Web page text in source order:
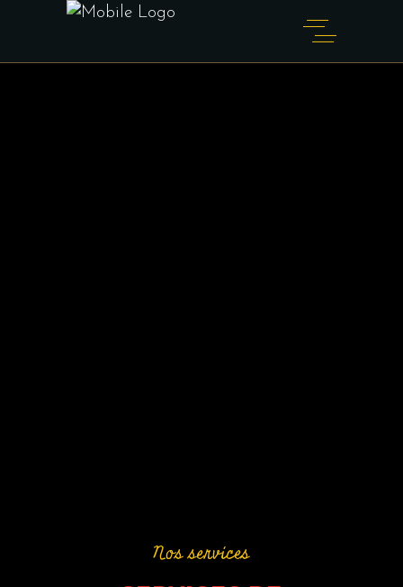
Nos services